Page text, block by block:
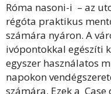
Róma nasoni-i – az
régóta praktikus
számára nyáron. A
ivópontokkal egészíti
egyszer használatos
napokon
számára. Ezek a